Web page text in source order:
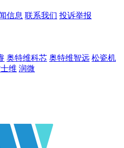
信息 联系我们 投诉举报
奥特维科芯 奥特维智远 松瓷机
维 润微